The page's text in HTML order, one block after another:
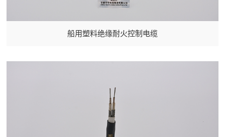
船用塑料绝缘耐火控制电缆